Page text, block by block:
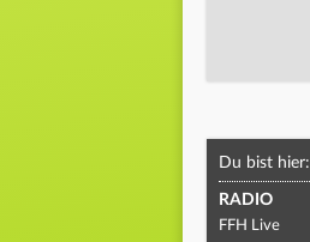
Du bist hier:
RADIO
FFH Live